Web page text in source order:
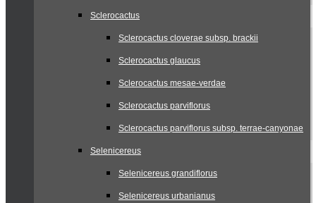
Sclerocactus
Sclerocactus cloverae subsp. brackii
Sclerocactus glaucus
Sclerocactus mesae-verdae
Sclerocactus parviflorus
Sclerocactus parviflorus subsp. terrae-canyonae
Selenicereus
Selenicereus grandiflorus
Selenicereus urbanianus